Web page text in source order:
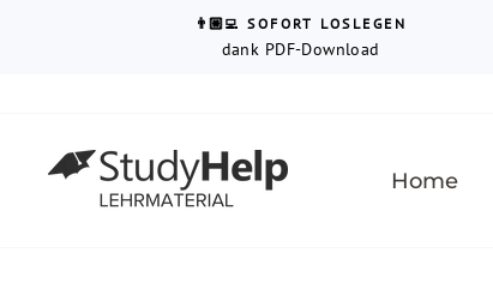
Zum Inhalt springen
Fußzeile springen
Barrierefreiheits-Widget öffnen
👨🏼‍💻 SOFORT LOSLEGEN
dank PDF-Download
Home